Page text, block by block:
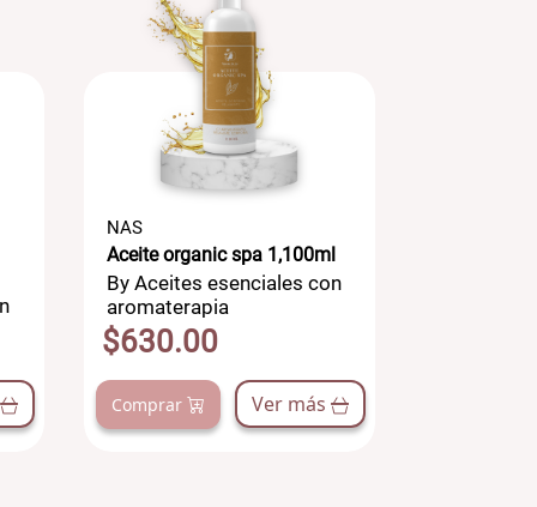
NAS
Aceite organic spa 1,100ml
By Aceites esenciales con
aromaterapia
$630.00
Comprar Ver más